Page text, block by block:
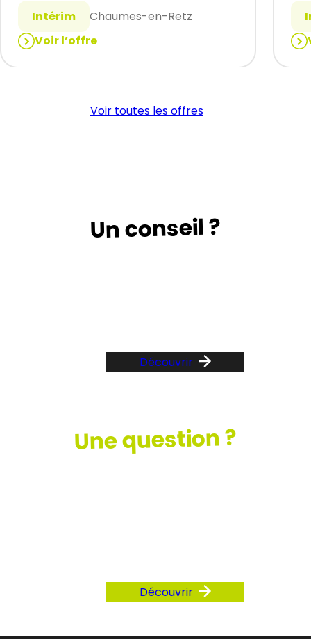
Intérim
Chaumes-en-Retz
Voir l’offre
:
TECHNICIEN
:
Voir toutes les offres
Un conseil ?
Découvrir
Une question ?
Découvrir